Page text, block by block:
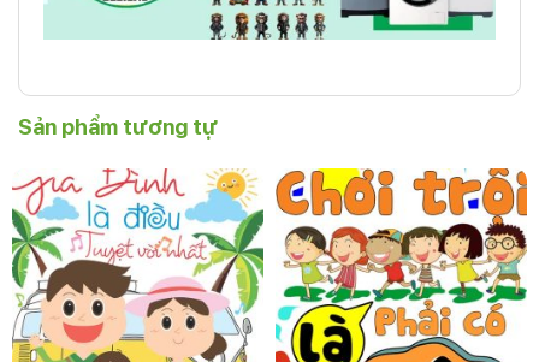
Sản phẩm tương tự